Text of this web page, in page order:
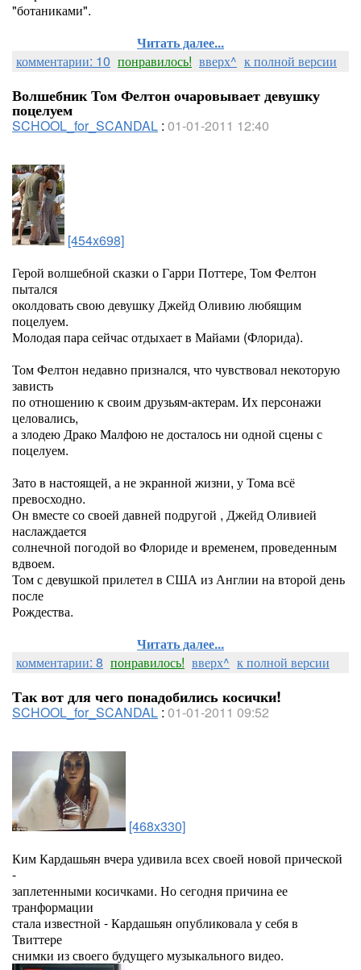
"ботаниками".
Читать далее...
комментарии: 10 понравилось! вверх^ к полной версии
Волшебник Том Фелтон очаровывает девушку
поцелуем
SCHOOL_for_SCANDAL : 01-01-2011 12:40
[454x698]
Герой волшебной сказки о Гарри Поттере, Том Фелтон
пытался
околдовать свою девушку Джейд Оливию любящим
поцелуем.
Молодая пара сейчас отдыхает в Майами (Флорида).
Том Фелтон недавно признался, что чувствовал некоторую
зависть
по отношению к своим друзьям-актерам. Их персонажи
целовались,
а злодею Драко Малфою не досталось ни одной сцены с
поцелуем.
Зато в настоящей, а не экранной жизни, у Тома всё
превосходно.
Он вместе со своей давней подругой , Джейд Оливией
наслаждается
солнечной погодой во Флориде и временем, проведенным
вдвоем.
Том с девушкой прилетел в США из Англии на второй день
после
Рождества.
Читать далее...
комментарии: 8 понравилось! вверх^ к полной версии
Так вот для чего понадобились косички!
SCHOOL_for_SCANDAL : 01-01-2011 09:52
[468x330]
Ким Кардашьян вчера удивила всех своей новой прической
-
заплетенными косичками. Но сегодня причина ее
транформации
стала известной - Кардашьян опубликовала у себя в
Твиттере
снимки из своего будущего музыкального видео.